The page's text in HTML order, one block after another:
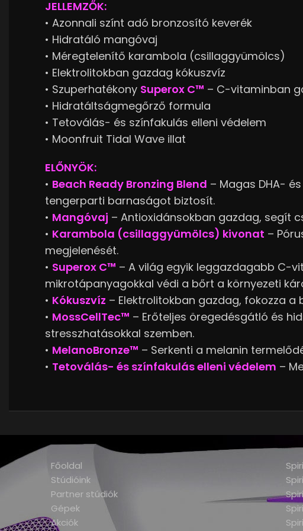
JELLEMZŐK:
• Azonnali színt adó bronzosító keverék
• Hidratáló mangóvaj
• Méregtelenítő karambola (csillaggyümölcs)
• Elektrolitokban gazdag kókuszvíz
• Szuperhatékony Superox C™ – C-vitaminban
• Hidratáltságmegőrző formula
• Tetoválás- és színfakulás elleni védelem
• Moonfruit Tidal Wave illat
ELŐNYÖK:
• Beach Ready Bronzing Blend – Magas DHA-
tengerparti barnaságot biztosít.
• Mangóvaj – Antioxidánsokban gazdag, segít
• Karambola (csillaggyümölcs) kivonat –
megjelenését.
• Superox C™ – A világ egyik leggazdagabb C-
mikrotápanyagokkal védi a bőrt a környezeti
• Kókuszvíz – Elektrolitokban gazdag, fokozza
• MossCellTec™ – Erőteljes öregedésgátló és
stresszhatásokkal szemben.
• MelanoBronze™ – Serkenti a melanin
• Tetoválás- és színfakulás elleni védelem –
Főoldal
Stúdióink
Partner stúdiók
Gépek
Akciók